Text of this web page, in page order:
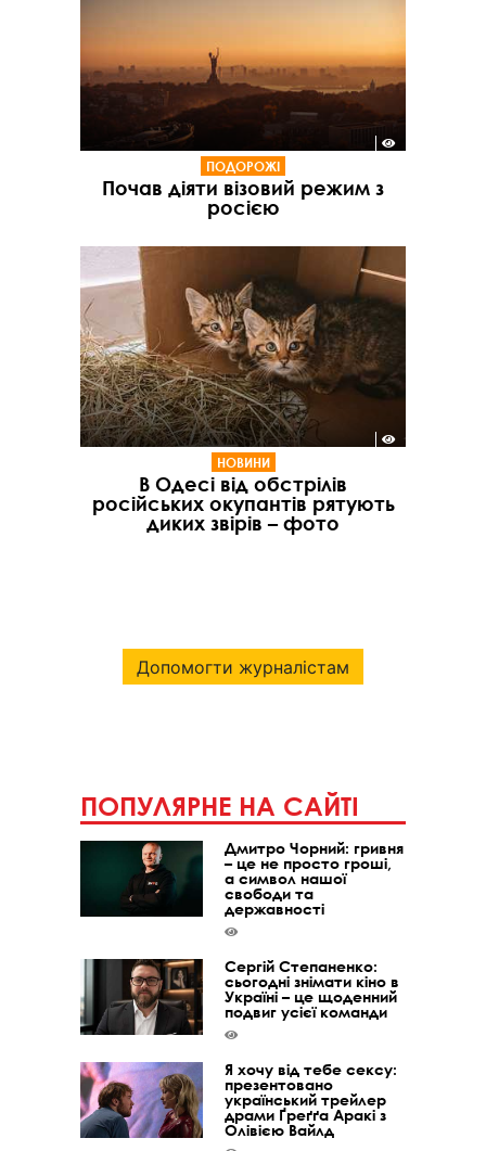
ПОДОРОЖІ
Почав діяти візовий режим з
росією
НОВИНИ
В Одесі від обстрілів
російських окупантів рятують
диких звірів – фото
Допомогти журналістам
ПОПУЛЯРНЕ НА САЙТІ
Дмитро Чорний: гривня
– це не просто гроші,
а символ нашої
свободи та
державності
Сергій Степаненко:
сьогодні знімати кіно в
Україні – це щоденний
подвиг усієї команди
Я хочу від тебе сексу:
презентовано
український трейлер
драми Ґреґґа Аракі з
Олівією Вайлд